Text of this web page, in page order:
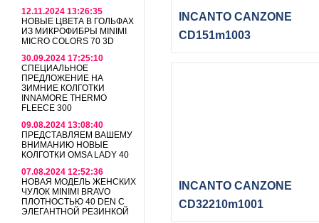
12.11.2024 13:26:35
НОВЫЕ ЦВЕТА В ГОЛЬФАХ
ИЗ МИКРОФИБРЫ MINIMI
MICRO COLORS 70 3D
30.09.2024 17:25:10
СПЕЦИАЛЬНОЕ
ПРЕДЛОЖЕНИЕ НА
ЗИМНИЕ КОЛГОТКИ
INNAMORE THERMO
FLEECE 300
09.08.2024 13:08:40
ПРЕДСТАВЛЯЕМ ВАШЕМУ
ВНИМАНИЮ НОВЫЕ
КОЛГОТКИ OMSA LADY 40
07.08.2024 12:52:36
НОВАЯ МОДЕЛЬ ЖЕНСКИХ
ЧУЛОК MINIMI BRAVO
ПЛОТНОСТЬЮ 40 DEN С
ЭЛЕГАНТНОЙ РЕЗИНКОЙ
INCANTO CANZONE
CD151m1003
INCANTO CANZONE
CD32210m1001